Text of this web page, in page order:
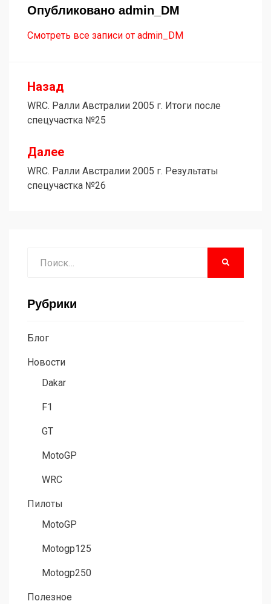
Опубликовано admin_DM
Смотреть все записи от admin_DM
Навигация
по
записям
Назад
WRC. Ралли Австралии 2005 г. Итоги после
спецучастка №25
Далее
WRC. Ралли Австралии 2005 г. Результаты
спецучастка №26
Рубрики
Блог
Новости
Dakar
F1
GT
MotoGP
WRC
Пилоты
MotoGP
Motogp125
Motogp250
Полезное